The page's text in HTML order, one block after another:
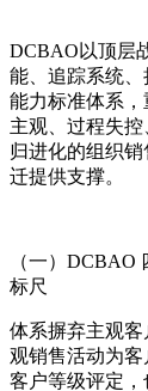
DCBAO以顶层
能、追踪系统
能力标准体系
主观、过程失
归进化的组织
迁提供支撑。
（一）
标尺
体系摒弃主观
观销售活动为
客户等级评定